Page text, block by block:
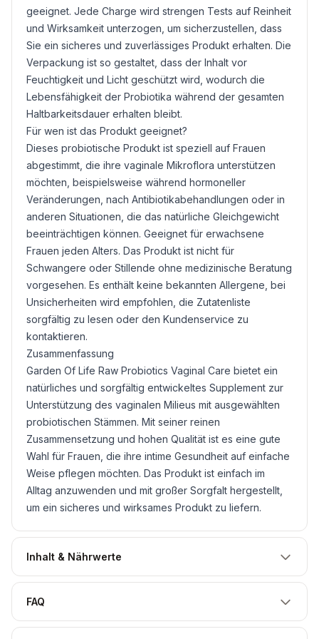
geeignet. Jede Charge wird strengen Tests auf Reinheit
und Wirksamkeit unterzogen, um sicherzustellen, dass
Sie ein sicheres und zuverlässiges Produkt erhalten. Die
Verpackung ist so gestaltet, dass der Inhalt vor
Feuchtigkeit und Licht geschützt wird, wodurch die
Lebensfähigkeit der Probiotika während der gesamten
Haltbarkeitsdauer erhalten bleibt.
Für wen ist das Produkt geeignet?
Dieses probiotische Produkt ist speziell auf Frauen
abgestimmt, die ihre vaginale Mikroflora unterstützen
möchten, beispielsweise während hormoneller
Veränderungen, nach Antibiotikabehandlungen oder in
anderen Situationen, die das natürliche Gleichgewicht
beeinträchtigen können. Geeignet für erwachsene
Frauen jeden Alters. Das Produkt ist nicht für
Schwangere oder Stillende ohne medizinische Beratung
vorgesehen. Es enthält keine bekannten Allergene, bei
Unsicherheiten wird empfohlen, die Zutatenliste
sorgfältig zu lesen oder den Kundenservice zu
kontaktieren.
Zusammenfassung
Garden Of Life Raw Probiotics Vaginal Care bietet ein
natürliches und sorgfältig entwickeltes Supplement zur
Unterstützung des vaginalen Milieus mit ausgewählten
probiotischen Stämmen. Mit seiner reinen
Zusammensetzung und hohen Qualität ist es eine gute
Wahl für Frauen, die ihre intime Gesundheit auf einfache
Weise pflegen möchten. Das Produkt ist einfach im
Alltag anzuwenden und mit großer Sorgfalt hergestellt,
um ein sicheres und wirksames Produkt zu liefern.
Inhalt & Nährwerte
FAQ